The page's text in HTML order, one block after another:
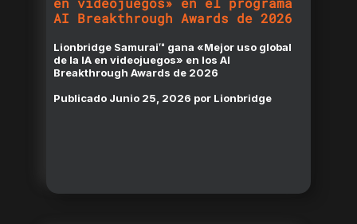
AI Breakthrough Awards de 2026
Lionbridge Samurai™ gana «Mejor uso global
de la IA en videojuegos» en los AI
Breakthrough Awards de 2026
Publicado Junio 25, 2026 por Lionbridge